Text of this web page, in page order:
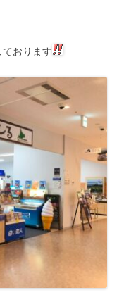
おります